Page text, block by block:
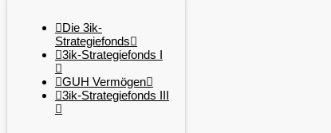
Die 3ik-
Strategiefonds
3ik-Strategiefonds I
GUH Vermögen
3ik-Strategiefonds III